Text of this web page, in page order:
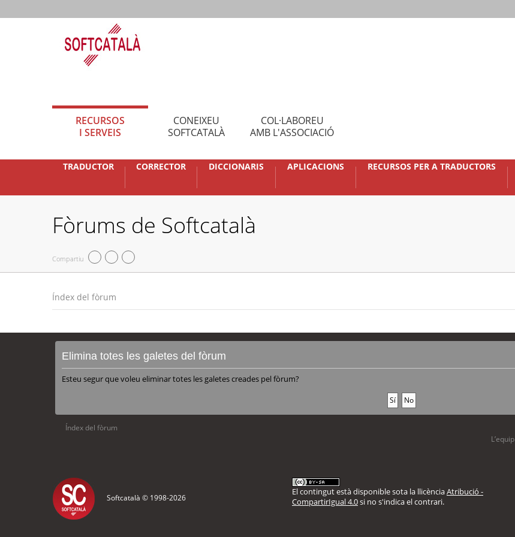
RECURSOS
I SERVEIS
CONEIXEU
SOFTCATALÀ
COL·LABOREU
AMB L'ASSOCIACIÓ
TRADUCTOR CORRECTOR DICCIONARIS APLICACIONS RECURSOS PER A TRADUCTORS
Fòrums de Softcatalà
Compartiu
Índex del fòrum
Elimina totes les galetes del fòrum
Esteu segur que voleu eliminar totes les galetes creades pel fòrum?
Índex del fòrum
L’equip
Softcatalà © 1998-2026
El contingut està disponible sota la llicènciaAtribució -
CompartirIgual 4.0si no s'indica el contrari.